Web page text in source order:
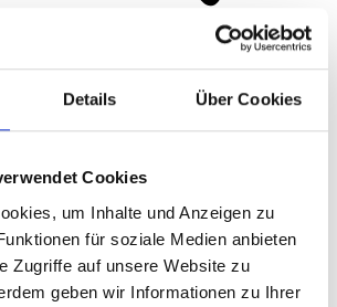
Details Über Cookies
Cookies
um Inhalte und Anzeigen zu
für soziale Medien anbieten
Zugriffe auf unsere Website zu
geben wir Informationen zu Ihrer